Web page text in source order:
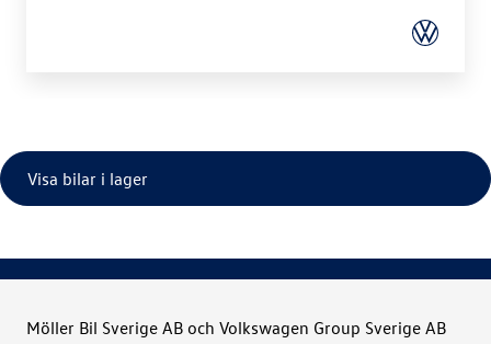
Möller Bil Sverige AB och Volkswagen Group Sverige AB
Visa bilar i lager